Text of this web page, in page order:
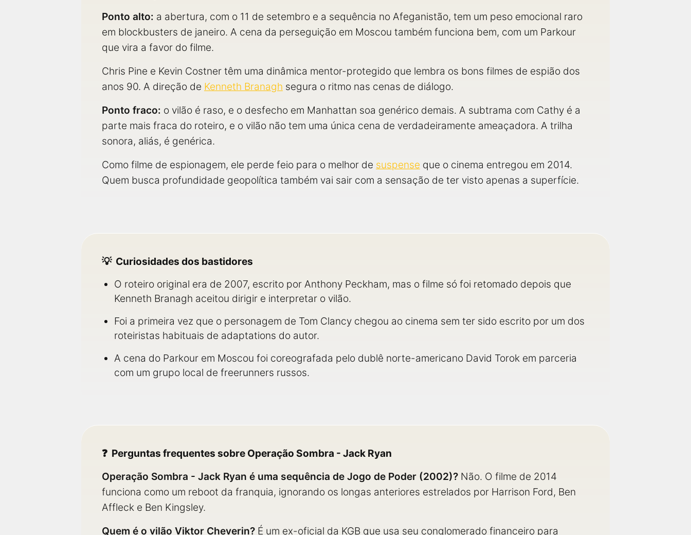
Ponto alto: a abertura, com o 11 de setembro e a sequência no Afeganistão, tem um peso emocional raro
em blockbusters de janeiro. A cena da perseguição em Moscou também funciona bem, com um Parkour
que vira a favor do filme.
Chris Pine e Kevin Costner têm uma dinâmica mentor-protegido que lembra os bons filmes de espião dos
anos 90. A direção de Kenneth Branagh segura o ritmo nas cenas de diálogo.
Ponto fraco: o vilão é raso, e o desfecho em Manhattan soa genérico demais. A subtrama com Cathy é a
parte mais fraca do roteiro, e o vilão não tem uma única cena de verdadeiramente ameaçadora. A trilha
sonora, aliás, é genérica.
Como filme de espionagem, ele perde feio para o melhor de suspense que o cinema entregou em 2014.
Quem busca profundidade geopolítica também vai sair com a sensação de ter visto apenas a superfície.
Curiosidades dos bastidores
O roteiro original era de 2007, escrito por Anthony Peckham, mas o filme só foi retomado depois que
Kenneth Branagh aceitou dirigir e interpretar o vilão.
Foi a primeira vez que o personagem de Tom Clancy chegou ao cinema sem ter sido escrito por um dos
roteiristas habituais de adaptations do autor.
A cena do Parkour em Moscou foi coreografada pelo dublê norte-americano David Torok em parceria
com um grupo local de freerunners russos.
Perguntas frequentes sobre Operação Sombra - Jack Ryan
Operação Sombra - Jack Ryan é uma sequência de Jogo de Poder (2002)? Não. O filme de 2014
funciona como um reboot da franquia, ignorando os longas anteriores estrelados por Harrison Ford, Ben
Affleck e Ben Kingsley.
Quem é o vilão Viktor Cheverin? É um ex-oficial da KGB que usa seu conglomerado financeiro para